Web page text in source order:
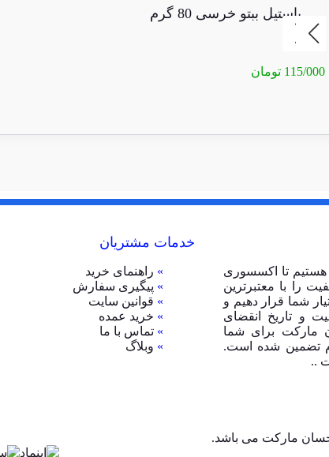
پاستیل ببتو خرسی 80 گرم
115/000 تومان
هستیم تا اکسسوری
را با معتبرترین
شما قرار دهیم و
و تاریخ انقضای
مارکت برای شما
تضمین شده است.
..
خدمات مشتریان
» راهنمای خرید
» پیگیری سفارش
» قوانین سایت
» خرید عمده
» تماس با ما
» وبلاگ
مارکت می باشد.